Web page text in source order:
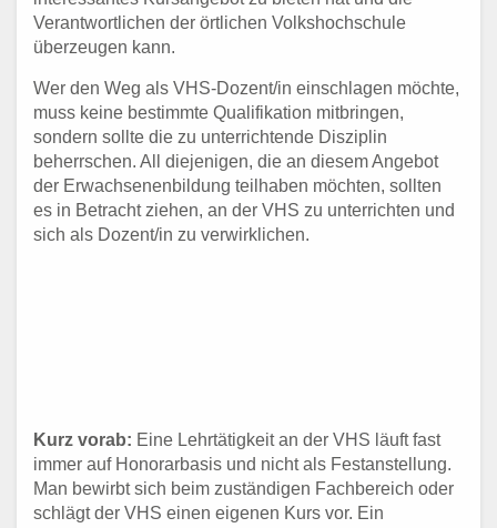
Verantwortlichen der örtlichen Volkshochschule
überzeugen kann.
Wer den Weg als VHS-Dozent/in einschlagen möchte,
muss keine bestimmte Qualifikation mitbringen,
sondern sollte die zu unterrichtende Disziplin
beherrschen. All diejenigen, die an diesem Angebot
der Erwachsenenbildung teilhaben möchten, sollten
es in Betracht ziehen, an der VHS zu unterrichten und
sich als Dozent/in zu verwirklichen.
Kurz vorab: Eine Lehrtätigkeit an der VHS läuft fast
immer auf Honorarbasis und nicht als Festanstellung.
Man bewirbt sich beim zuständigen Fachbereich oder
schlägt der VHS einen eigenen Kurs vor. Ein